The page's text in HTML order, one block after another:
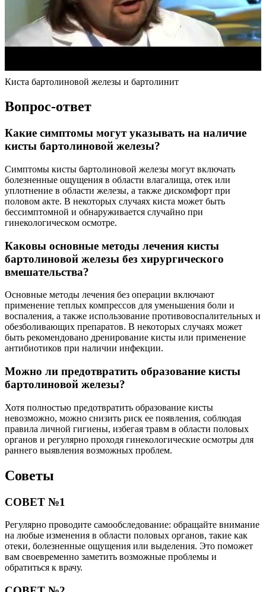
Киста бартолиновой железы и бартолинит
Вопрос-ответ
Какие симптомы могут указывать на наличие
кисты бартолиновой железы?
Симптомы кисты бартолиновой железы могут включать
болезненные ощущения в области влагалища, отек или
уплотнение в области железы, а также дискомфорт при
половом акте. В некоторых случаях киста может быть
бессимптомной и обнаруживается случайно при
гинекологическом осмотре.
Каковы основные методы лечения кисты
бартолиновой железы без хирургического
вмешательства?
Основные методы лечения без операции включают
применение теплых компрессов для уменьшения боли и
воспаления, а также использование противовоспалительных и
обезболивающих препаратов. В некоторых случаях может
быть рекомендовано дренирование кисты или применение
антибиотиков при наличии инфекции.
Можно ли предотвратить образование кисты
бартолиновой железы?
Хотя полностью предотвратить образование кисты
невозможно, можно снизить риск ее появления, соблюдая
правила личной гигиены, избегая травм в области половых
органов и регулярно проходя гинекологические осмотры для
раннего выявления возможных проблем.
Советы
СОВЕТ №1
Регулярно проводите самообследование: обращайте внимание
на любые изменения в области половых органов, такие как
отеки, болезненные ощущения или выделения. Это поможет
вам своевременно заметить возможные проблемы и
обратиться к врачу.